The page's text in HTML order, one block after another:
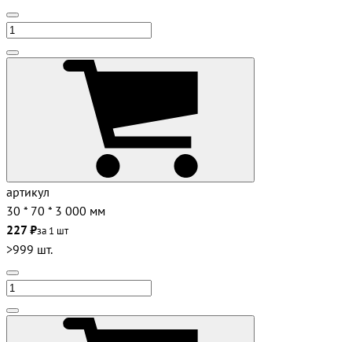
артикул
30 * 70 * 3 000 мм
227 ₽за 1 шт
>999 шт.